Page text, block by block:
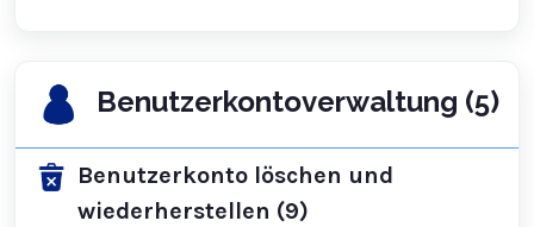
Benutzerkontoverwaltung (5)
Benutzerkonto löschen und
wiederherstellen (9)